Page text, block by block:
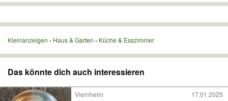
Kleinanzeigen Haus & Garten Küche & Esszimmer
Das könnte dich auch interessieren
Viernheim 17.01.2025